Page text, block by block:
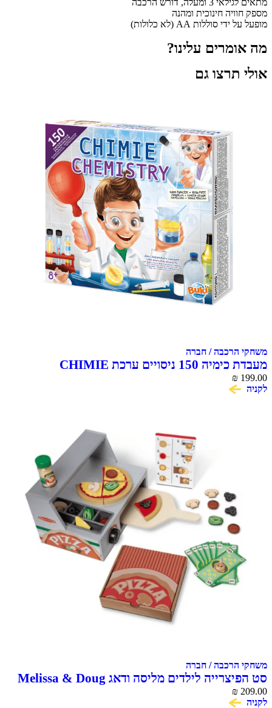
מתאים לגילאי 3 ומעלה, דורש הרכבה
מספק חוויה חינוכית ומהנה
מופעל על ידי סוללות AA (לא כלולות)
מה אומרים עלינו?
אולי תרצו גם
משחקי הרכבה / חברה
מעבדת כימיה 150 ניסויים ערכת CHIMIE
CHEMISTRY
₪ 199.00
לקניה
משחקי הרכבה / חברה
סט הפיצרייה לילדים מליסה ודאג Melissa & Doug
₪ 209.00
לקניה